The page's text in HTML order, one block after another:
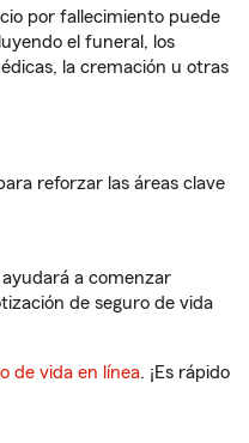
por fallecimiento puede
el funeral, los
la cremación u otras
reforzar las áreas clave
a comenzar
de seguro de vida
de vida en línea. ¡Es rápido